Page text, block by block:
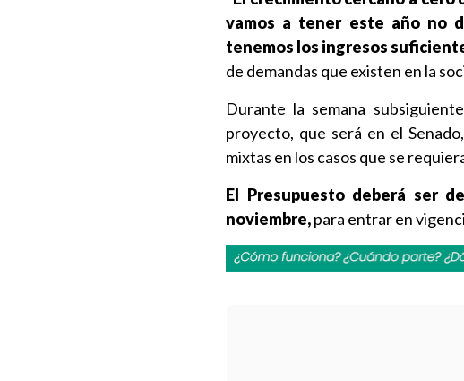
vamos a tener este año no
tenemos los ingresos
de demandas que existen en la
Durante la semana
proyecto, que será en el
mixtas en los casos que se
El Presupuesto deberá ser
noviembre,para entrar en